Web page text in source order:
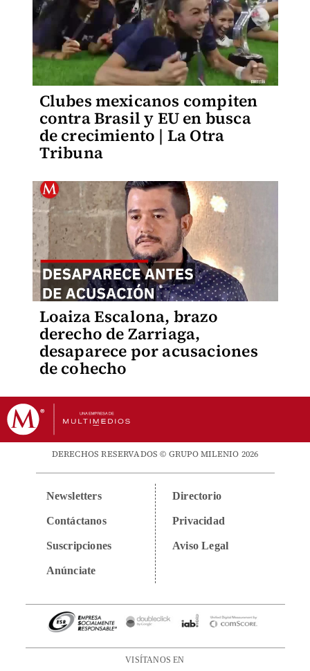
Clubes mexicanos compiten
contra Brasil y EU en busca
de crecimiento | La Otra
Tribuna
Loaiza Escalona, brazo
derecho de Zarriaga,
desaparece por acusaciones
de cohecho
DERECHOS RESERVADOS © GRUPO MILENIO 2026
Newsletters
Contáctanos
Suscripciones
Anúnciate
Directorio
Privacidad
Aviso Legal
VISÍTANOS EN